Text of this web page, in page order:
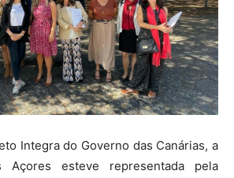
Integra do Governo das Canárias, a
Açores esteve representada pela